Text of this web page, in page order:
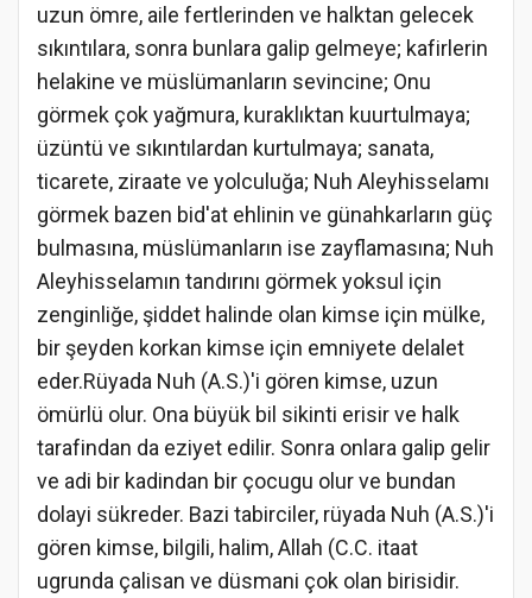
uzun ömre, aile fertlerinden ve halktan gelecek
sıkıntılara, sonra bunlara galip gelmeye; kafirlerin
helakine ve müslümanların sevincine; Onu
görmek çok yağmura, kuraklıktan kuurtulmaya;
üzüntü ve sıkıntılardan kurtulmaya; sanata,
ticarete, ziraate ve yolculuğa; Nuh Aleyhisselamı
görmek bazen bid'at ehlinin ve günahkarların güç
bulmasına, müslümanların ise zayflamasına; Nuh
Aleyhisselamın tandırını görmek yoksul için
zenginliğe, şiddet halinde olan kimse için mülke,
bir şeyden korkan kimse için emniyete delalet
eder.Rüyada Nuh (A.S.)'i gören kimse, uzun
ömürlü olur. Ona büyük bil sikinti erisir ve halk
tarafindan da eziyet edilir. Sonra onlara galip gelir
ve adi bir kadindan bir çocugu olur ve bundan
dolayi sükreder. Bazi tabirciler, rüyada Nuh (A.S.)'i
gören kimse, bilgili, halim, Allah (C.C. itaat
ugrunda çalisan ve düsmani çok olan birisidir.